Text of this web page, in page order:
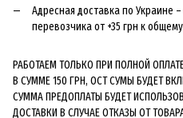
Адресная доставка по Украине
перевозчика от +35 грн к
РАБОТАЕМ ТОЛЬКО ПРИ ПОЛНОЙ
В СУММЕ 150 ГРН, ОСТ СУМЫ БУДЕТ
СУММА ПРЕДОПЛАТЫ БУДЕТ
ДОСТАВКИ В СЛУЧАЕ ОТКАЗЫ ОТ